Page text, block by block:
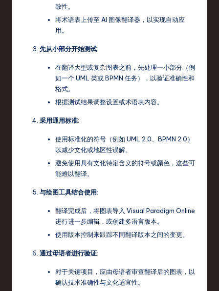
致性。
将术语表上传至 AI 图像翻译器，以实现自动应
用。
先从小部分开始测试:
在翻译大型或复杂图表之前，先处理一小部分（例
如一个 UML 类或 BPMN 任务），以验证准确性和
格式。
根据测试结果调整设置或术语表内容。
采用通用标准:
使用标准化的符号（例如 UML 2.0、BPMN 2.0）
以减少文化或地区性误解。
避免使用具有文化特定含义的符号或颜色，这些可
能难以翻译。
与绘图工具结合使用:
翻译完成后，将图表导入 Visual Paradigm Online
进行进一步编辑，或创建多语言版本。
使用版本控制来跟踪不同翻译版本之间的变更。
通过母语者进行验证:
对于关键项目，应由母语者审查翻译后的图表，以
确认技术准确性与文化适宜性。